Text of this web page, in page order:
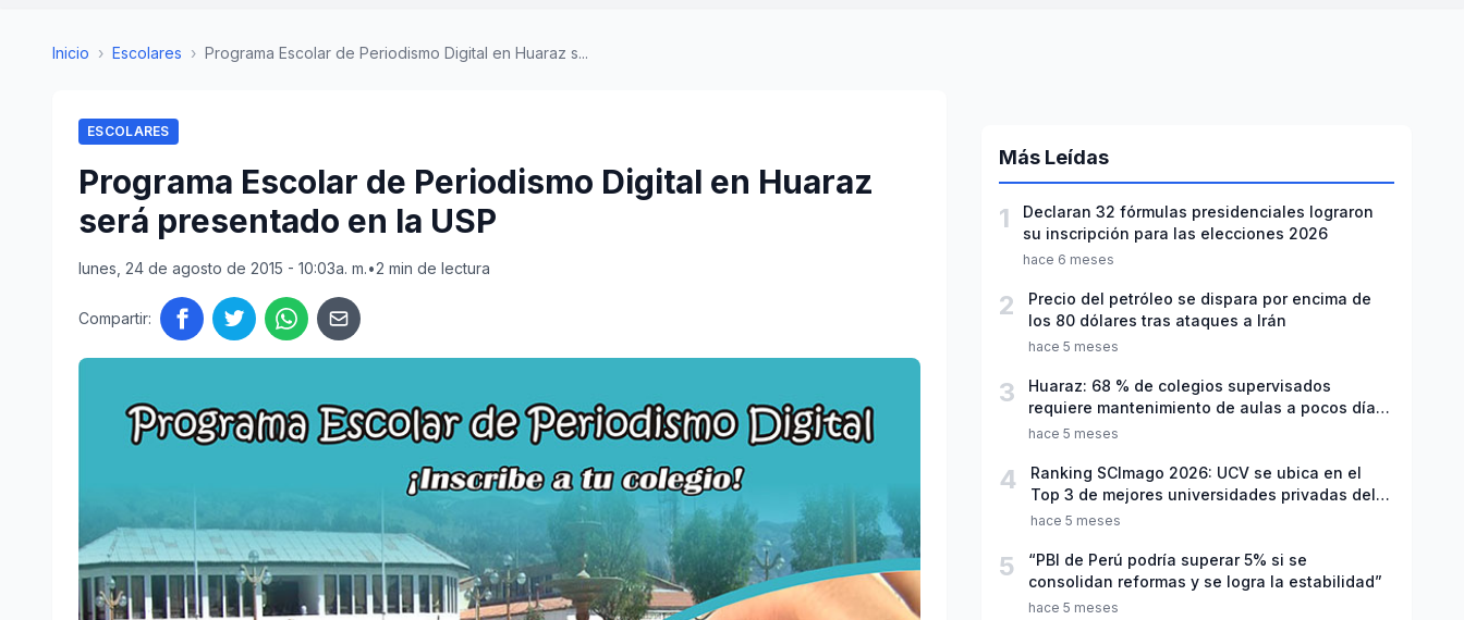
Inicio › Escolares › Programa Escolar de Periodismo Digital en Huaraz s...
ESCOLARES
Programa Escolar de Periodismo Digital en Huaraz
será presentado en la USP
lunes, 24 de agosto de 2015 - 10:03a. m.•2 min de lectura
Compartir:
Más Leídas
1
Declaran 32 fórmulas presidenciales lograron
su inscripción para las elecciones 2026
hace 6 meses
2
Precio del petróleo se dispara por encima de
los 80 dólares tras ataques a Irán
hace 5 meses
3
Huaraz: 68 % de colegios supervisados
requiere mantenimiento de aulas a pocos días
de inicio del año escolar 2026
hace 5 meses
4
Ranking SCImago 2026: UCV se ubica en el
Top 3 de mejores universidades privadas del
Perú
hace 5 meses
5
“PBI de Perú podría superar 5% si se
consolidan reformas y se logra la estabilidad”
hace 5 meses